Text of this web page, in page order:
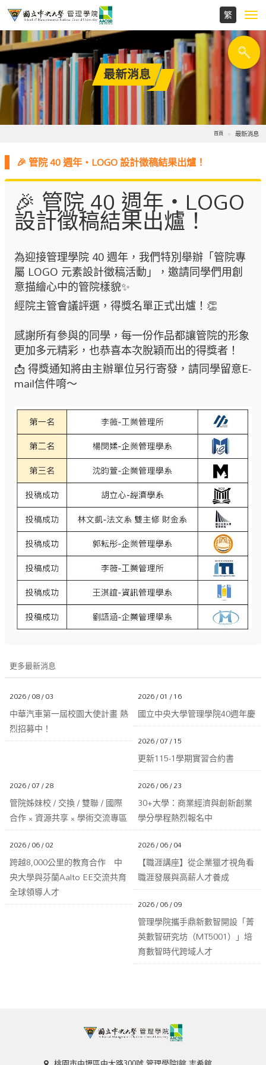
最新消息
首頁 最新消息
🎉 管院 40 週年・LOGO 設計徵稿結果出爐！
🎉 管院 40 週年・LOGO
設計徵稿結果出爐！
為迎接管理學院 40 週年，我們特別舉辦「管院專
屬 LOGO 元素設計徵稿活動」，邀請同學們用創
意描繪心中的管院樣貌✨
經院主管會議評選，得獎名單正式出爐！👏
感謝所有參與的同學，每一份作品都讓管院的形象
更加多元精彩，也恭喜本次脫穎而出的得獎者！
📩 得獎通知將由主辦單位另行寄發，請同學留意E-
mail信件唷～
更多最新消息
2026 / 08 / 03
中華汽車第一屆校園大使計畫 熱
烈招募中！
2026 / 01 / 16
國立中央大學管理學院40週年慶
2026 / 07 / 15
更新115-1學期實習合約書
2026 / 07 / 28
管院姊妹校 / 交換 / 雙聯 / 國際
合作 × 資源共享 × 學術交流專區
2026 / 06 / 23
30+大學：商業經濟與創新創業
學分學程熱烈報名中
2026 / 06 / 02
跨越8,000公里的教育合作 中
央大學與芬蘭Aalto EE交流共育
全球領導人才
2026 / 06 / 04
【職涯講座】從企業獵才視角看
職涯發展與高薪人才養成
2026 / 06 / 09
管理學院攜手鼎新數智開設「菁
英數智研究坊（MT5001）」培
育數智時代跨域人才